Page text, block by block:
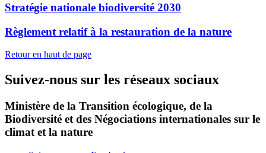
Stratégie nationale biodiversité 2030
Règlement relatif à la restauration de la nature
Retour en haut de page
Suivez-nous sur les réseaux sociaux
Ministère de la Transition écologique, de la
Biodiversité et des Négociations internationales sur le
climat et la nature